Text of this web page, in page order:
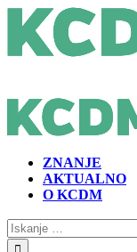
ZNANJE
AKTUALNO
O KCDM
Iskanje: